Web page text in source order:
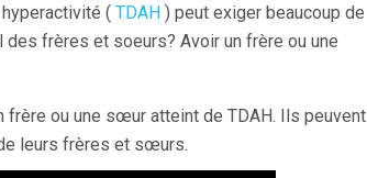
( TDAH ) peut exiger beaucoup de
frères et soeurs? Avoir un frère ou une
ou une sœur atteint de TDAH. Ils peuvent
leurs frères et sœurs.